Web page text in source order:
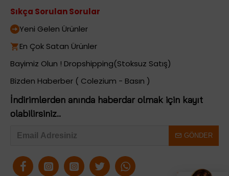
Sıkça Sorulan Sorular
Yeni Gelen Ürünler
En Çok Satan Ürünler
Bayimiz Olun ! Dropshipping(Stoksuz Satış)
Bizden Haberber ( Colezium - Basın )
İndirimlerden anında haberdar olmak için kayıt
olabilirsiniz..
GÖNDER